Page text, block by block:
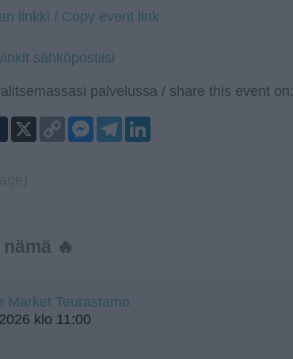
linkki / Copy event link
sähköpostiisi
palvelussa / share this event on:
Tumblr
Copy
Link
Messenger
Telegram
🔥
Market Teurastamo
klo 11:00